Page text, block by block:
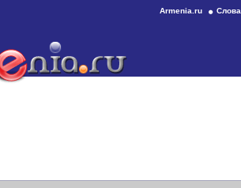
Armenia.ru